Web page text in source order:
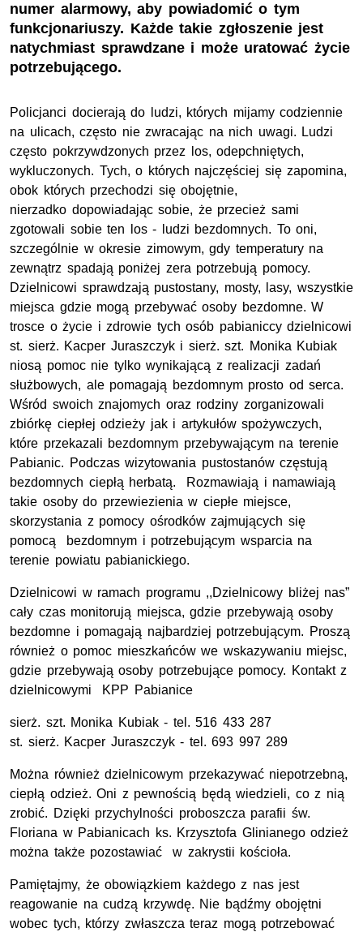
numer alarmowy, aby powiadomić o tym
funkcjonariuszy. Każde takie zgłoszenie jest
natychmiast sprawdzane i może uratować życie
potrzebującego.
Policjanci docierają do ludzi, których mijamy codziennie
na ulicach, często nie zwracając na nich uwagi. Ludzi
często pokrzywdzonych przez los, odepchniętych,
wykluczonych. Tych, o których najczęściej się zapomina,
obok których przechodzi się obojętnie,
nierzadko dopowiadając sobie, że przecież sami
zgotowali sobie ten los - ludzi bezdomnych. To oni,
szczególnie w okresie zimowym, gdy temperatury na
zewnątrz spadają poniżej zera potrzebują pomocy.
Dzielnicowi sprawdzają pustostany, mosty, lasy, wszystkie
miejsca gdzie mogą przebywać osoby bezdomne. W
trosce o życie i zdrowie tych osób pabianiccy dzielnicowi
st. sierż. Kacper Juraszczyk i sierż. szt. Monika Kubiak
niosą pomoc nie tylko wynikającą z realizacji zadań
służbowych, ale pomagają bezdomnym prosto od serca.
Wśród swoich znajomych oraz rodziny zorganizowali
zbiórkę ciepłej odzieży jak i artykułów spożywczych,
które przekazali bezdomnym przebywającym na terenie
Pabianic. Podczas wizytowania pustostanów częstują
bezdomnych ciepłą herbatą. Rozmawiają i namawiają
takie osoby do przewiezienia w ciepłe miejsce,
skorzystania z pomocy ośrodków zajmujących się
pomocą bezdomnym i potrzebującym wsparcia na
terenie powiatu pabianickiego.
Dzielnicowi w ramach programu ,,Dzielnicowy bliżej nas”
cały czas monitorują miejsca, gdzie przebywają osoby
bezdomne i pomagają najbardziej potrzebującym. Proszą
również o pomoc mieszkańców we wskazywaniu miejsc,
gdzie przebywają osoby potrzebujące pomocy. Kontakt z
dzielnicowymi KPP Pabianice
sierż. szt. Monika Kubiak - tel . 516 433 287
st. sierż. Kacper Juraszczyk - tel . 693 997 289
Można również dzielnicowym przekazywać niepotrzebną,
ciepłą odzież. Oni z pewnością będą wiedzieli, co z nią
zrobić. Dzięki przychylności proboszcza parafii św.
Floriana w Pabianicach ks. Krzysztofa Glinianego odzież
można także pozostawiać w zakrystii kościoła.
Pamiętajmy, że obowiązkiem każdego z nas jest
reagowanie na cudzą krzywdę. Nie bądźmy obojętni
wobec tych, którzy zwłaszcza teraz mogą potrzebować